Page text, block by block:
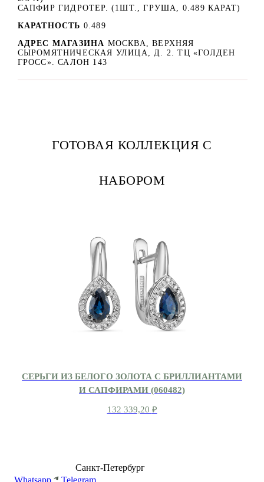
САПФИР ГИДРОТЕР. (1ШТ., ГРУША, 0.489 КАРАТ)
КАРАТНОСТЬ 0.489
АДРЕС МАГАЗИНА МОСКВА, ВЕРХНЯЯ
СЫРОМЯТНИЧЕСКАЯ УЛИЦА, Д. 2. ТЦ «ГОЛДЕН
ГРОСС». САЛОН 143
ГОТОВАЯ КОЛЛЕКЦИЯ С
НАБОРОМ
СЕРЬГИ ИЗ БЕЛОГО ЗОЛОТА С БРИЛЛИАНТАМИ
И САПФИРАМИ (060482)
132 339,20 ₽
Санкт-Петербург